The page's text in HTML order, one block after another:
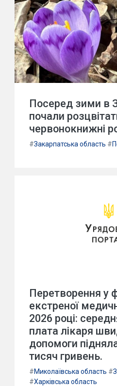
Посеред зими в
почали
червонокнижні
#Закарпатська область #
Перетворення у
екстреної
2026 році:
плата лікаря
допомоги
тисяч гривень.
#Миколаївська область #
#Харківська область